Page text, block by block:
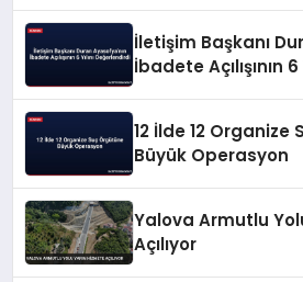
İletişim Başkanı
İbadete Açılışının
12 İlde 12 Organize
Büyük Operasyon
Yalova Armutlu
Açılıyor